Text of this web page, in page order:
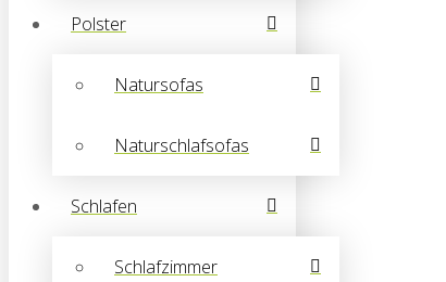
Polster
Natursofas
Naturschlafsofas
Schlafen
Schlafzimmer